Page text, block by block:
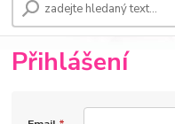
Přihlášení